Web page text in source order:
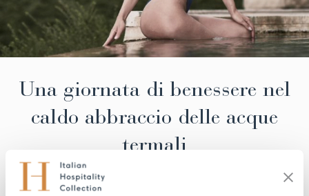
Una giornata di benessere nel
caldo abbraccio delle acque
termali
Vivete una giornata dedicata al relax più esclusivo, in